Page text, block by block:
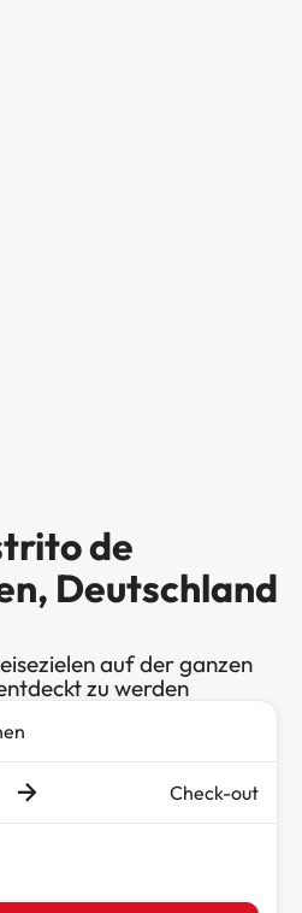
de
Deutschland
auf der ganzen
zu werden
Check-out